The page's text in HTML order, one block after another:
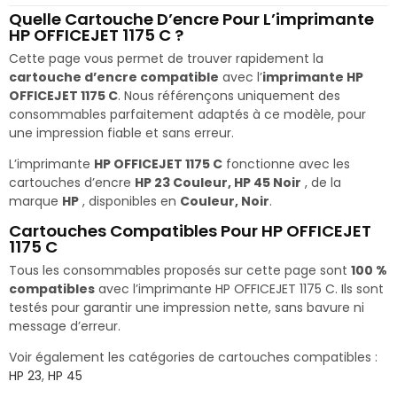
Quelle Cartouche D’encre Pour L’imprimante
HP OFFICEJET 1175 C ?
Cette page vous permet de trouver rapidement la
cartouche d’encre compatible avec l’imprimante HP
OFFICEJET 1175 C. Nous référençons uniquement des
consommables parfaitement adaptés à ce modèle, pour
une impression fiable et sans erreur.
L’imprimante HP OFFICEJET 1175 C fonctionne avec les
cartouches d’encre HP 23 Couleur, HP 45 Noir , de la
marque HP , disponibles en Couleur, Noir.
Cartouches Compatibles Pour HP OFFICEJET
1175 C
Tous les consommables proposés sur cette page sont 100 %
compatibles avec l’imprimante HP OFFICEJET 1175 C. Ils sont
testés pour garantir une impression nette, sans bavure ni
message d’erreur.
Voir également les catégories de cartouches compatibles :
HP 23, HP 45